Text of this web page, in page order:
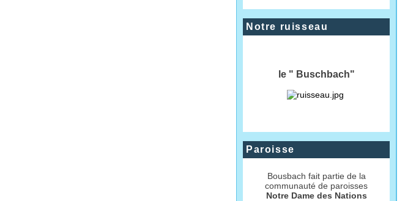
Notre ruisseau
le " Buschbach"
Paroisse
Bousbach fait partie de la
communauté de paroisses
Notre Dame des Nations